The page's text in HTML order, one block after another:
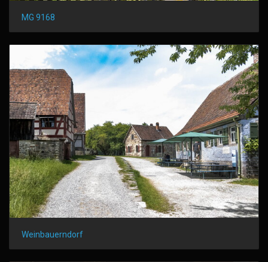
MG 9168
Weinbauerndorf